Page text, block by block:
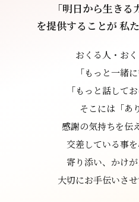
「明日から生きる
を提供することが私
おくる人・お
「もっと一緒
「もっと話して
そこには「あ
感謝の気持ちを伝
交差している事を
寄り添い、かけ
大切にお手伝いさせ